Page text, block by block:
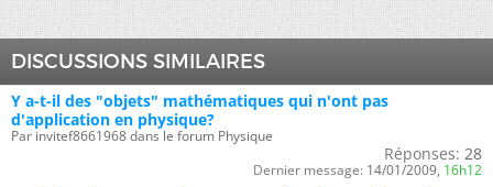
DISCUSSIONS SIMILAIRES
Y a-t-il des "objets" mathématiques qui n'ont pas
d'application en physique?
Par invitef8661968 dans le forum Physique
Réponses: 28
Dernier message: 14/01/2009, 16h12